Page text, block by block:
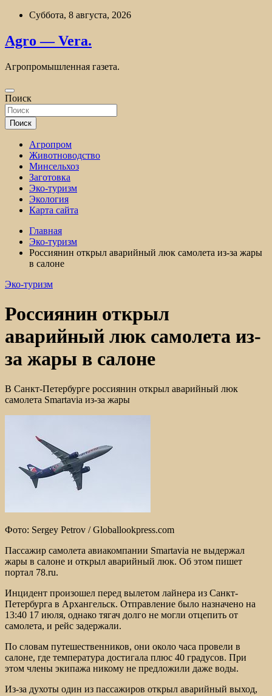
Перейти
содержимому
Суббота, 8 августа, 2026
Agro — Vera.
Агропромышленная газета.
Поиск
Поиск
Агропром
Животноводство
Минсельхоз
Заготовка
Эко-туризм
Экология
Карта сайта
Главная
Эко-туризм
Россиянин открыл аварийный люк самолета из-за жары
в салоне
Эко-туризм
Россиянин открыл
аварийный люк самолета из-
за жары в салоне
В Санкт-Петербурге россиянин открыл аварийный люк
самолета Smartavia из-за жары
Фото: Sergey Petrov / Globallookpress.com
Пассажир самолета авиакомпании Smartavia не выдержал
жары в салоне и открыл аварийный люк. Об этом пишет
портал 78.ru.
Инцидент произошел перед вылетом лайнера из Санкт-
Петербурга в Архангельск. Отправление было назначено на
13:40 17 июля, однако тягач долго не могли отцепить от
самолета, и рейс задержали.
По словам путешественников, они около часа провели в
салоне, где температура достигала плюс 40 градусов. При
этом члены экипажа никому не предложили даже воды.
Из-за духоты один из пассажиров открыл аварийный выход,